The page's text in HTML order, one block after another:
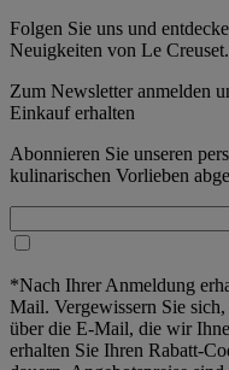
Folgen Sie uns und
Neuigkeiten von Le Creuset.
Zum Newsletter anmelden
Einkauf erhalten
Abonnieren Sie unseren
kulinarischen Vorlieben
*Nach Ihrer Anmeldung
Mail. Vergewissern Sie
über die E-Mail, die wir
erhalten Sie Ihren Rabatt-